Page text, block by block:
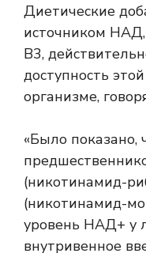
Диетические
источником
B3,
доступность
организме,
«Было показано,
(никотинамид-
(никотинамид-
уровень НАД+ у
внутривенное